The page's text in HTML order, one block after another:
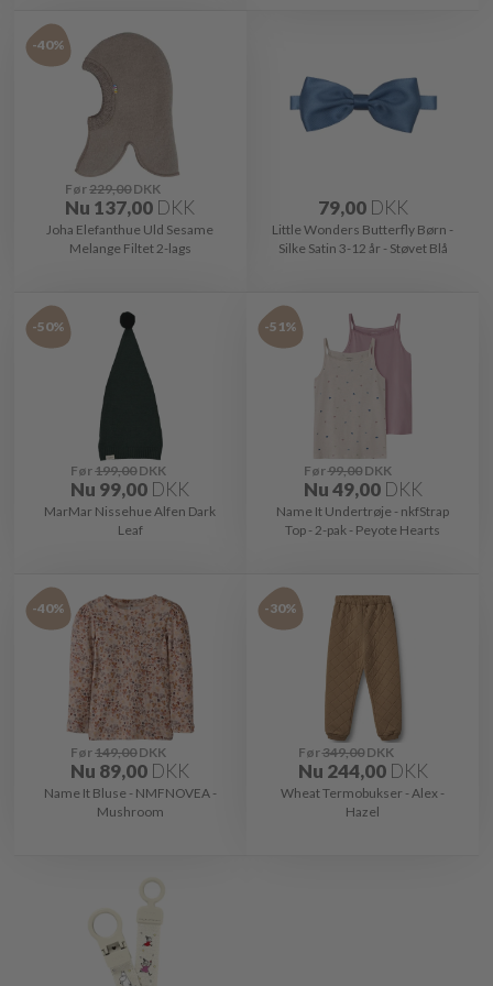
-40%
Før229,00DKK
Nu 137,00 DKK
Joha Elefanthue Uld Sesame
Melange Filtet 2-lags
79,00 DKK
Little Wonders Butterfly Børn -
Silke Satin 3-12 år - Støvet Blå
-50%
Før199,00DKK
Nu 99,00 DKK
MarMar Nissehue Alfen Dark
Leaf
-51%
Før99,00DKK
Nu49,00 DKK
Name It Undertrøje - nkfStrap
Top - 2-pak - Peyote Hearts
-40%
Før149,00DKK
Nu 89,00 DKK
Name It Bluse - NMFNOVEA -
Mushroom
-30%
Før349,00DKK
Nu 244,00 DKK
Wheat Termobukser - Alex -
Hazel